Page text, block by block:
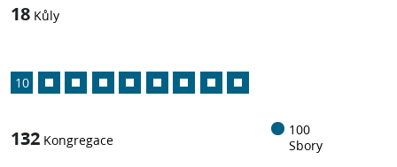
18 Kůly
10
132 Kongregace
100
Sbory